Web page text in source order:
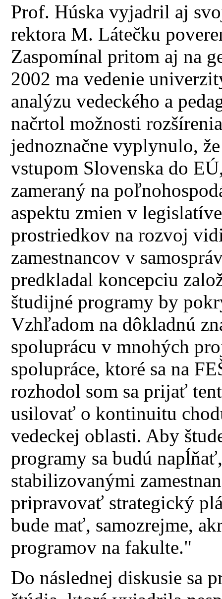
Prof. Húska vyjadril aj
rektora M. Látečku
Zaspomínal pritom aj na
2002 ma vedenie
analýzu vedeckého a
načrtol možnosti
jednoznačne vyplynulo,
vstupom Slovenska do
zameraný na
aspektu zmien v
prostriedkov na rozvoj
zamestnancov v
predkladal koncepciu
študijné programy by
Vzhľadom na dôkladnú
spoluprácu v mnohých
spolupráce, ktoré sa na
rozhodol som sa prijať
usilovať o kontinuitu
vedeckej oblasti. Aby
programy sa budú
stabilizovanými
pripravovať strategický
bude mať, samozrejme,
programov na fakulte."
Do následnej diskusie sa